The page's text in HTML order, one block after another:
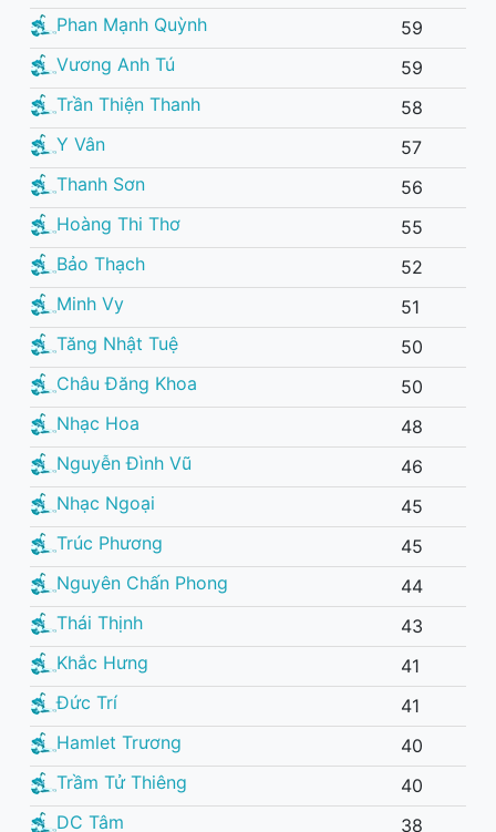
Phan Mạnh Quỳnh
59
Vương Anh Tú
59
Trần Thiện Thanh
58
Y Vân
57
Thanh Sơn
56
Hoàng Thi Thơ
55
Bảo Thạch
52
Minh Vy
51
Tăng Nhật Tuệ
50
Châu Đăng Khoa
50
Nhạc Hoa
48
Nguyễn Đình Vũ
46
Nhạc Ngoại
45
Trúc Phương
45
Nguyên Chấn Phong
44
Thái Thịnh
43
Khắc Hưng
41
Đức Trí
41
Hamlet Trương
40
Trầm Tử Thiêng
40
DC Tâm
38